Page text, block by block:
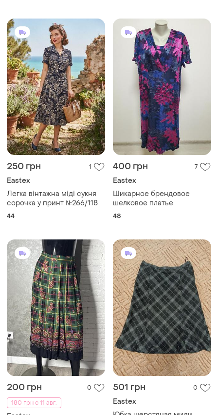
250 грн 1
Eastex
Легка вінтажна міді сукня
сорочка у принт №266/118
44
400 грн 7
Eastex
Шикарное брендовое
шелковое платье
48
200 грн
0
180 грн с 11 авг.
501 грн 0
Eastex